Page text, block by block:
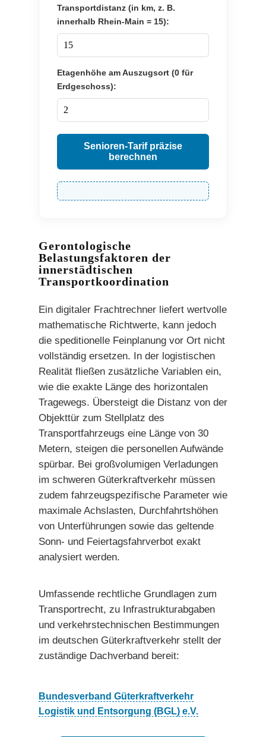
Transportdistanz (in km, z. B.
innerhalb Rhein-Main = 15):
Etagenhöhe am Auszugsort (0 für
Erdgeschoss):
Senioren-Tarif präzise
berechnen
Gerontologische
Belastungsfaktoren der
innerstädtischen
Transportkoordination
Ein digitaler Frachtrechner liefert wertvolle
mathematische Richtwerte, kann jedoch
die speditionelle Feinplanung vor Ort nicht
vollständig ersetzen. In der logistischen
Realität fließen zusätzliche Variablen ein,
wie die exakte Länge des horizontalen
Tragewegs. Übersteigt die Distanz von der
Objekttür zum Stellplatz des
Transportfahrzeugs eine Länge von 30
Metern, steigen die personellen Aufwände
spürbar. Bei großvolumigen Verladungen
im schweren Güterkraftverkehr müssen
zudem fahrzeugspezifische Parameter wie
maximale Achslasten, Durchfahrtshöhen
von Unterführungen sowie das geltende
Sonn- und Feiertagsfahrverbot exakt
analysiert werden.
Umfassende rechtliche Grundlagen zum
Transportrecht, zu Infrastrukturabgaben
und verkehrstechnischen Bestimmungen
im deutschen Güterkraftverkehr stellt der
zuständige Dachverband bereit:
Bundesverband Güterkraftverkehr
Logistik und Entsorgung (BGL) e.V.